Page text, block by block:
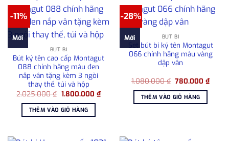
-11%
Mới
BÚT BI
Bút ký tên cao cấp Montagut
088 chính hãng màu đen
nắp vân tặng kèm 3 ngòi
thay thế, túi và hộp
2.025.000₫ Giá
là:
2.025.000 ₫.
1.800.000 ₫Giá
hiện
THÊM VÀO GIỎ HÀNG
-28%
Mới BÚT BI
Set bút bi ký tên Montagut
066 chính hãng màu vàng
dập vân
1.080.000₫ Giá
là:
1.080.000 ₫.
780.000₫Giá
hiện
THÊM VÀO GIỎ HÀNG